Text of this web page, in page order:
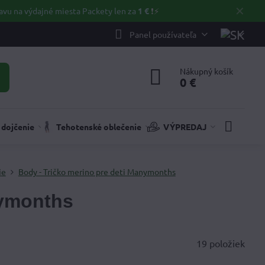
✕
na výdajné miesta Packety len za 1 €❗⚡️
Panel používateľa
Nákupný košík
0 €
dojčenie Tehotenské oblečenie VÝPREDAJ
Body - Tričko merino pre deti Manymonths
19 položiek